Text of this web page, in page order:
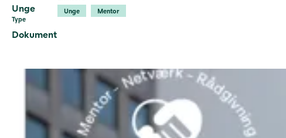
Unge
Type
Dokument
Unge
Mentor